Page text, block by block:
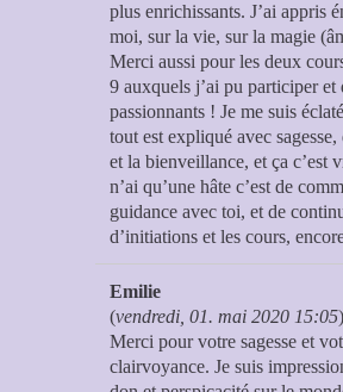
plus enrichissants. J’ai appris
moi, sur la vie, sur la magie
Merci aussi pour les deux
9 auxquels j’ai pu participer et
passionnants ! Je me suis
tout est expliqué avec
et la bienveillance, et ça c’est
n’ai qu’une hâte c’est de
guidance avec toi, et de
d’initiations et les cours,
Emilie
(vendredi, 01. mai 2020 15:05)
Merci pour votre sagesse et
clairvoyance. Je suis